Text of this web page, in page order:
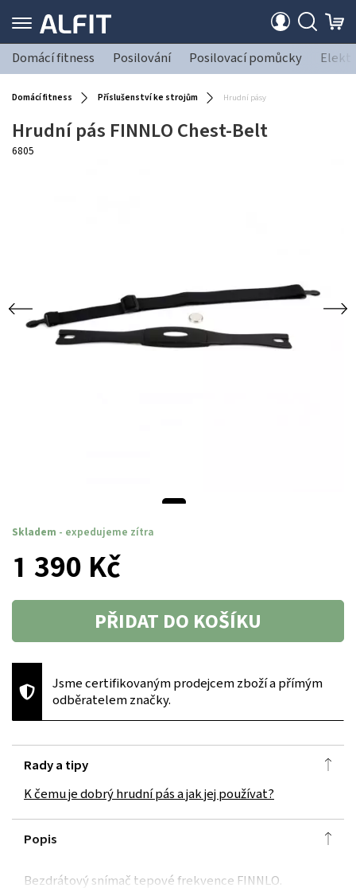
Domácí fitness Posilování Posilovací pomůcky
Domácí fitness Příslušenství ke strojům Hrudní pásy
Hrudní pás FINNLO Chest-Belt
6805
Skladem - expedujeme zítra
1 390 Kč
PŘIDAT DO KOŠÍKU
Jsme certifikovaným prodejcem zboží a přímým
odběratelem značky.
Rady a tipy
K čemu je dobrý hrudní pás a jak jej používat?
Popis
Bezdrátový snímač tepové frekvence FINNLO.